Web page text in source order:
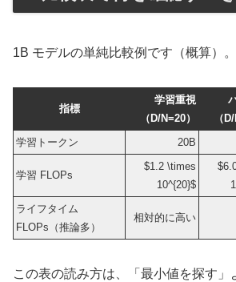
1B モデルの単純比較例です（概算）。
指標
学習重視
（D/N=20）
（
学習トークン
20B
学習 FLOPs
$1.2 \times
10^{20}$
ライフタイム
FLOPs（推論多）
相対的に高い
この表の読み方は、「最小値を探す」